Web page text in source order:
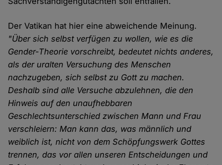
Der Vatikan hat hier eine abweichende Meinung.
"Über sich selbst verfügen zu wollen, wie es die
Gender-Theorie vorschreibt, bedeutet nichts anderes,
als der uralten Versuchung des Menschen
nachzugeben, sich selbst zu Gott zu machen.
Deshalb sind alle Versuche abzulehnen, die den
Hinweis auf den unaufhebbaren
Geschlechtsunterschied zwischen Mann und Frau
verschleiern: Man kann das, was männlich und
weiblich ist, nicht von dem Schöpfungswerk Gottes
trennen, das vor allen unseren Entscheidungen und